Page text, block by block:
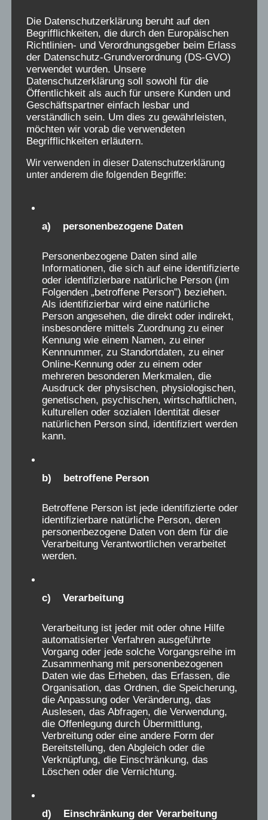
und angsterregenden, oft das ganze Leben
bestimmenden schlimmen Erinnerungen sich
Bahn, und nur sehr selten meldeten sich
Menschen mit auch positiven Erlebnissen in der
Verschickung. Diese wenigen positiven
Erinnerungen von Menschen an
Verschickungen, stehen in keinem Verhältnis zu
den vielen Tausenden, die es traumatisch
werden, diejenigen Erlebnisse zu relativieren,
dadurch, wenn in einer Austellung über das
Verschickungsleid 5 negative Erinnerungen,
was suggeriert, dass das Verhältnis sozusagen
„ausgeglichen“ war. Das bedient das alte
Narrativ, was uns aus den Werbebroschüren
der 60er – 80er Jahre entgegenschallt. Was
seither herausgefunden wurde, ist aber etwas
anderes: Der Alltag in den bisher untersuchten
Heimen war objektiv für Kinder, aus vielerlei
Gründen, sehr oft und über zahlreiche
Einrichtungen verteilt, schädlich und
traumatisierend. Jede schlimmen Erinnerung
daran muss ernst genommen und ihr muss
nachgegangen werden. Nicht im Kind liegt der
aus einem schwierigen Elternhaus kam,
sondern in den speziellen Bedingungen des
Strafbücher, Unterbesetzungs- und
Überbelegungszahlen, Information über die
Ausbeutung der Mitarbeiter,
Jugendamtsbeschwerdeakten über den
Mangel an Toiletten, Fachpersonal, das
schlechte Essen, den mangelnden Spielraum,
Erziehung, in historischen Fachbüchern, sowie
Beschwerdebriefe, und Erinnerungen damals
erwachsener Zeitzeugen, sowie Belege für
illegale medizinische Handlungen und
pharmazeutische Testungen, zeugen davon,
und belegen, dass die schmerzhaften
Erinnerungen der Verschickungskinder keine
Phantomgespenster sind. Keine positive
Erinnerung kann und darf das relativieren. Das
Forschungsziel muss heute, oft mehr als 50
Die Datenschutzerklärung beruht auf den
Begrifflichkeiten, die durch den Europäischen
Richtlinien- und Verordnungsgeber beim Erlass
der Datenschutz-Grundverordnung (DS-GVO)
verwendet wurden. Unsere
Datenschutzerklärung soll sowohl für die
Öffentlichkeit als auch für unsere Kunden und
Geschäftspartner einfach lesbar und
verständlich sein. Um dies zu gewährleisten,
möchten wir vorab die verwendeten
Begrifflichkeiten erläutern.
Wir verwenden in dieser Datenschutzerklärung
unter anderem die folgenden Begriffe:
a) personenbezogene Daten
Personenbezogene Daten sind alle
Informationen, die sich auf eine identifizierte
oder identifizierbare natürliche Person (im
Folgenden „betroffene Person") beziehen.
Als identifizierbar wird eine natürliche
Person angesehen, die direkt oder indirekt,
insbesondere mittels Zuordnung zu einer
Kennung wie einem Namen, zu einer
Kennnummer, zu Standortdaten, zu einer
Online-Kennung oder zu einem oder
mehreren besonderen Merkmalen, die
Ausdruck der physischen, physiologischen,
genetischen, psychischen, wirtschaftlichen,
kulturellen oder sozialen Identität dieser
natürlichen Person sind, identifiziert werden
kann.
b) betroffene Person
Betroffene Person ist jede identifizierte oder
identifizierbare natürliche Person, deren
personenbezogene Daten von dem für die
Verarbeitung Verantwortlichen verarbeitet
werden.
c) Verarbeitung
Verarbeitung ist jeder mit oder ohne Hilfe
automatisierter Verfahren ausgeführte
Vorgang oder jede solche Vorgangsreihe im
Zusammenhang mit personenbezogenen
Daten wie das Erheben, das Erfassen, die
Organisation, das Ordnen, die Speicherung,
die Anpassung oder Veränderung, das
Auslesen, das Abfragen, die Verwendung,
die Offenlegung durch Übermittlung,
Verbreitung oder eine andere Form der
Bereitstellung, den Abgleich oder die
Verknüpfung, die Einschränkung, das
Löschen oder die Vernichtung.
d) Einschränkung der Verarbeitung